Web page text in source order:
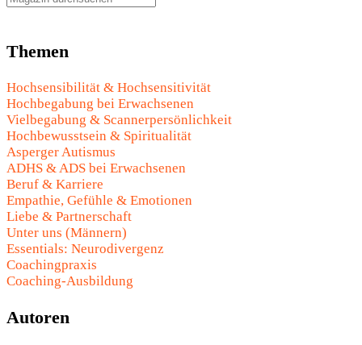
Themen
Hochsensibilität & Hochsensitivität
Hochbegabung bei Erwachsenen
Vielbegabung & Scannerpersönlichkeit
Hochbewusstsein & Spiritualität
Asperger Autismus
ADHS & ADS bei Erwachsenen
Beruf & Karriere
Empathie, Gefühle & Emotionen
Liebe & Partnerschaft
Unter uns (Männern)
Essentials: Neurodivergenz
Coachingpraxis
Coaching-Ausbildung
Autoren